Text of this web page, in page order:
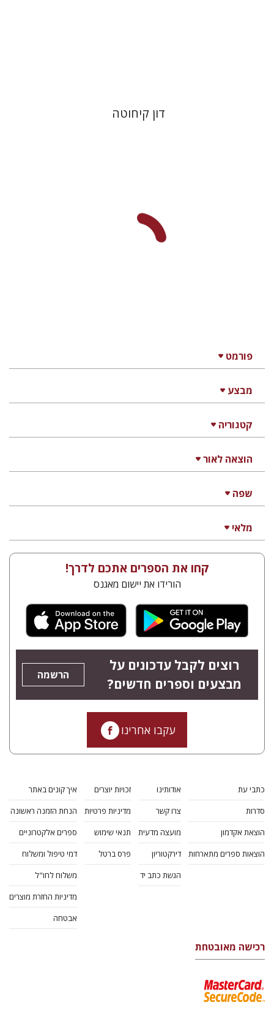
פורמט
מבצע
קטגוריה
הוצאה לאור
שפה
מלאי
דון קיחוטה
קחו את הספרים אתכם לדרך!
הורידו את יישום מאגנס
רוצים לקבל עדכונים על
מבצעים וספרים חדשים?
הרשמה
עקבו אחרינו
כתבי עת
סדרות
הוצאת אקדמון
הוצאות ספרים מתארחות
אודותינו
צרו קשר
מועצה מדעית
דירקטוריון
הגשת כתב יד
זכויות יוצרים
מדיניות פרטיות
תנאי שימוש
פרס ברטל
איך קונים באתר
הנחת הזמנה ראשונה
ספרים אלקטרוניים
דמי טיפול ומשלוח
משלוח לחו"ל
מדיניות החזרת מוצרים
אבטחה
רכישה מאובטחת